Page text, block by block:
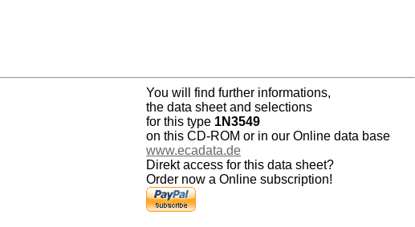
You will find further informations,
the data sheet and selections
for this type 1N3549
on this CD-ROM or in our Online data base
www.ecadata.de
Direkt access for this data sheet?
Order now a Online subscription!